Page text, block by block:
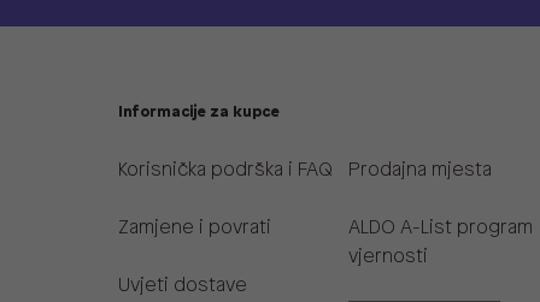
Informacije za kupce
Korisnička podrška i FAQ
Zamjene i povrati
Uvjeti dostave
Prodajna mjesta
ALDO A-List program
vjernosti